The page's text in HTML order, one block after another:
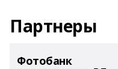
Партнеры
Фотобанк